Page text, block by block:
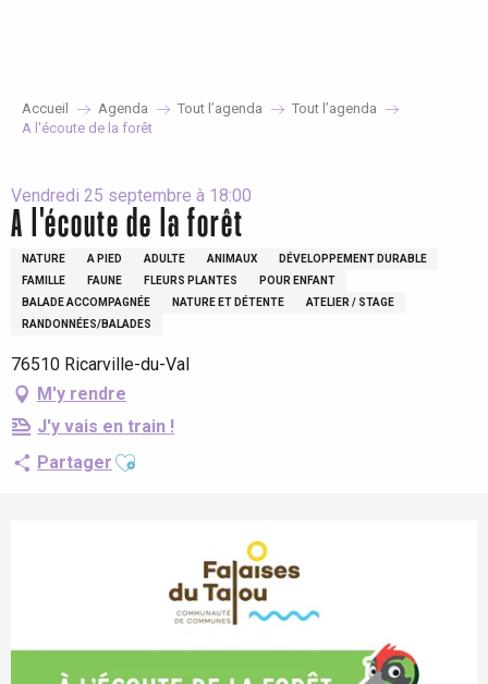
Accueil Agenda Tout l’agenda
Tout l’agenda
A l'écoute de la forêt
Vendredi 25 septembre à 18:00
A l'écoute de la forêt
NATURE A PIED ADULTE ANIMAUX
DÉVELOPPEMENT DURABLE
FAMILLE
FAUNE FLEURS PLANTES
POUR ENFANT
BALADE ACCOMPAGNÉE
NATURE ET DÉTENTE
ATELIER / STAGE
RANDONNÉES/BALADES
76510 Ricarville-du-Val
M'y rendre
J'y vais en train !
Partager Ajouter aux favoris